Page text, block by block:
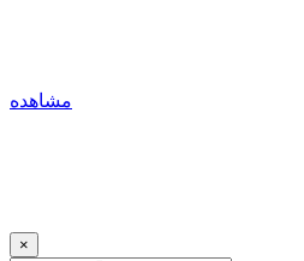
مشاهده
×